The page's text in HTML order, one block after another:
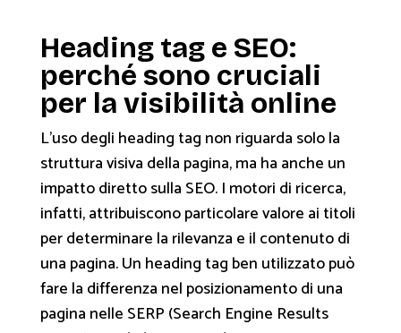
Heading tag e SEO:
perché sono cruciali
per la visibilità online
L’uso degli heading tag non riguarda solo la
struttura visiva della pagina, ma ha anche un
impatto diretto sulla SEO. I motori di ricerca,
infatti, attribuiscono particolare valore ai titoli
per determinare la rilevanza e il contenuto di
una pagina. Un heading tag ben utilizzato può
fare la differenza nel posizionamento di una
pagina nelle SERP (Search Engine Results